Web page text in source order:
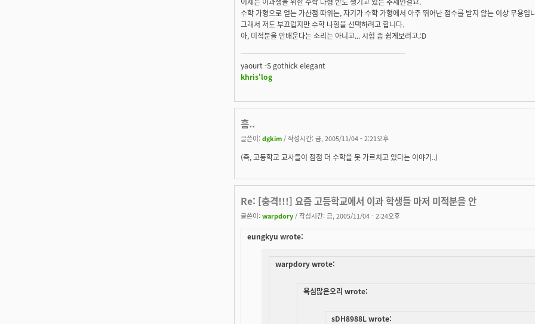
수학 가형으로 얻는 가산점 따위는, 자기가 수학 가형에서 아주 뛰어난 점수를 받지 않는 이상 무용입
그래서 저도 부끄럽지만 수학 나형을 선택하려고 합니다.
아, 미적분을 안배운다는 소리는 아니고... 시험 좀 쉽게보려고.:D
───────────────────────
yaourt -S gothick elegant
khris'log
흠..
글쓴이: dgkim / 작성시간: 금, 2005/11/04 - 2:21오후
(즉, 고등학교 교사들이 점점 더 수학을 못 가르치고 있다는 이야기..)
Re: [충격!!!] 요즘 고등학교에서 이과 학생들 마저 미적분을 안
글쓴이: warpdory / 작성시간: 금, 2005/11/04 - 2:24오후
eungkyu wrote:
warpdory wrote:
욕심많은오리 wrote:
sDH8988L wrote: